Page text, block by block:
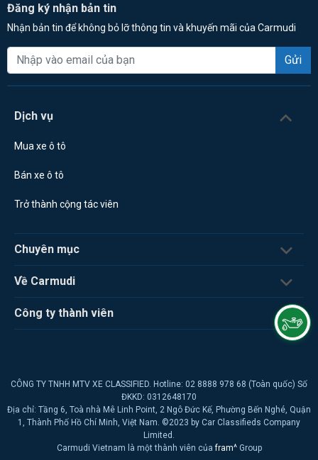
Đăng ký nhận bản tin
Nhận bản tin để không bỏ lỡ thông tin và khuyến mãi của Carmudi
Gửi
Dịch vụ
Mua xe ô tô
Bán xe ô tô
Trở thành cộng tác viên
Chuyên mục
Về Carmudi
Công ty thành viên
CÔNG TY TNHH MTV XE CLASSIFIED. Hotline: 02 8888 978 68 (Toàn quốc) Số
ĐKKD: 0312648170
Địa chỉ: Tầng 6, Toà nhà Mê Linh Point, 2 Ngô Đức Kế, Phường Bến Nghé, Quận
1, Thành Phố Hồ Chí Minh, Việt Nam. ©2023 by Car Classifieds Company
Limited.
Carmudi Vietnam là một thành viên củafram^ Group